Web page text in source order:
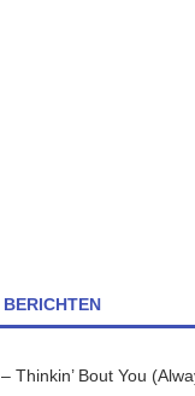
BERICHTEN
Thinkin’ Bout You